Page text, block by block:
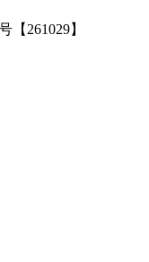
261029】